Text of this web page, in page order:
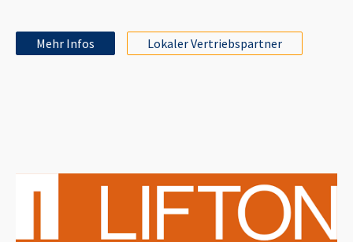
Mehr Infos Lokaler Vertriebspartner